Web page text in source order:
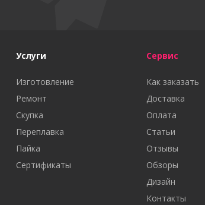
Услуги
Изготовление
Ремонт
Скупка
Переплавка
Пайка
Сертификаты
Сервис
Как заказать
Доставка
Оплата
Статьи
Отзывы
Обзоры
Дизайн
Контакты